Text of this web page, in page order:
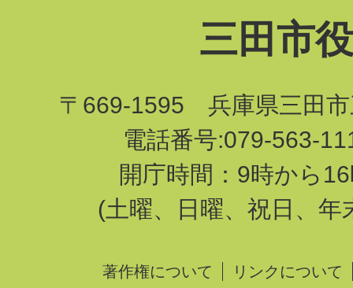
三田市
〒669-1595 兵庫県三田市
電話番号:079-563-
開庁時間：9時から
(土曜、日曜、祝日、年
著作権について
リンクについて